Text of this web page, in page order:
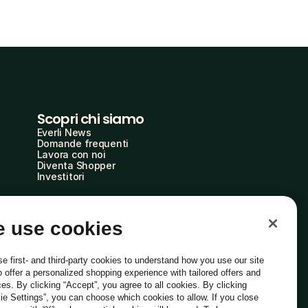
Scopri chi siamo
Everli News
Domande frequenti
Lavora con noi
Diventa Shopper
Investitori
use cookies
first- and third-party cookies to understand how you use our site
offer a personalized shopping experience with tailored offers and
By clicking “Accept”, you agree to all cookies. By clicking
Settings”, you can choose which cookies to allow. If you close